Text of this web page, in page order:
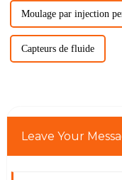
Moulage par injection
Capteurs de fluide
Leave Your